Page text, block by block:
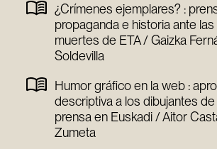
¿Crímenes ejemplares? :
propaganda e historia ante
muertes de ETA / Gaizka
Soldevilla
Humor gráfico en la web :
descriptiva a los dibujantes
prensa en Euskadi / Aitor
Zumeta